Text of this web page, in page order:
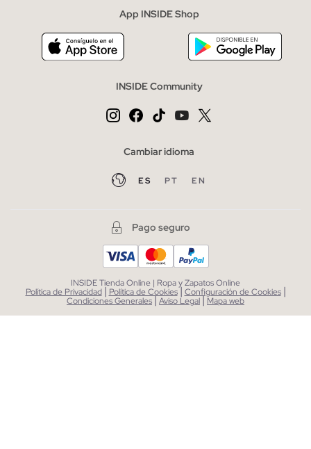
App INSIDE Shop
INSIDE Community
Cambiar idioma
ES PT EN
Pago seguro
INSIDE Tienda Online | Ropa y Zapatos Online
Política de Privacidad | Política de Cookies| Configuración de Cookies |
Condiciones Generales|Aviso Legal| Mapa web